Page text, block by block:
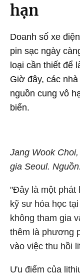
hạn
Doanh số xe
pin sạc ngày
loại cần thiết để
Giờ đây, các
nguồn cung vô
biển.
Jang Wook
gia Seoul.
"Đây là một phát
kỹ sư hóa học
không tham gia
thêm là phương
vào việc thu hồi
Ưu điểm của